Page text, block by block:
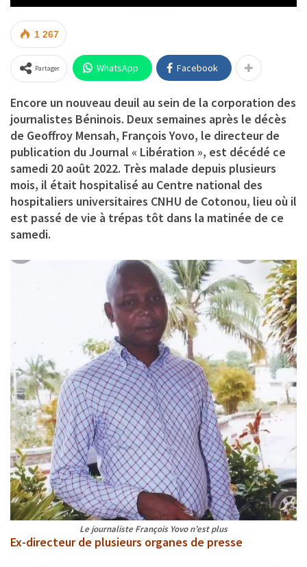
1 267
Partager WhatsApp Facebook
Encore un nouveau deuil au sein de la corporation des
journalistes Béninois. Deux semaines après le décès
de Geoffroy Mensah, François Yovo, le directeur de
publication du Journal « Libération », est décédé ce
samedi 20 août 2022. Très malade depuis plusieurs
mois, il était hospitalisé au Centre national des
hospitaliers universitaires CNHU de Cotonou, lieu où il
est passé de vie à trépas tôt dans la matinée de ce
samedi.
Le journaliste François Yovo n’est plus
Ex-directeur de plusieurs organes de presse